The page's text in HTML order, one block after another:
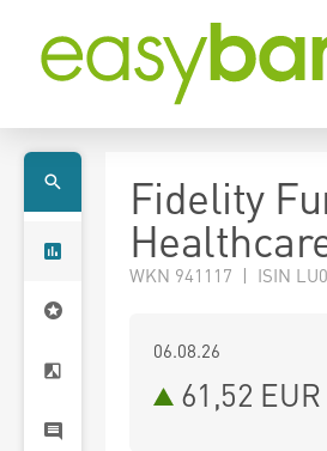
Fidelity
WKN 941117 | ISIN
06.08.26
61,52 EUR